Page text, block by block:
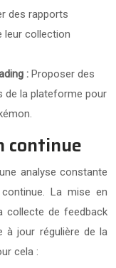
des rapports
leur collection
: Proposer des
de la plateforme pour
continue
analyse constante
La mise en
collecte de feedback
à jour régulière de la
cela :